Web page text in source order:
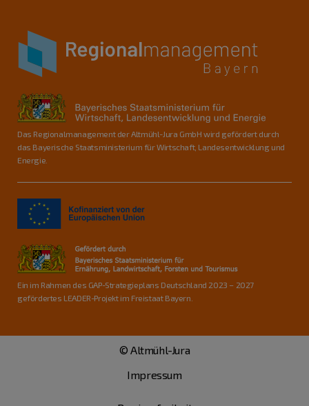
Das Regionalmanagement der Altmühl-Jura GmbH wird gefördert durch
das Bayerische Staatsministerium für Wirtschaft, Landesentwicklung und
Energie.
Ein im Rahmen des GAP-Strategieplans Deutschland 2023 – 2027
gefördertes LEADER-Projekt im Freistaat Bayern.
© Altmühl-Jura
Impressum